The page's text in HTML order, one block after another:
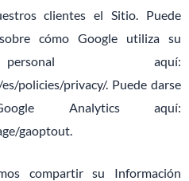
clientes el Sitio. Puede
cómo Google utiliza su
aquí:
policies/privacy/. Puede darse
Analytics aquí:
gaoptout.
compartir su Información